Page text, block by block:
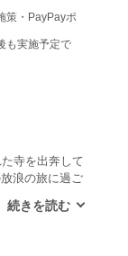
策・PayPayポ
も実施予定で
寺を出奔して
浪の旅に過ご